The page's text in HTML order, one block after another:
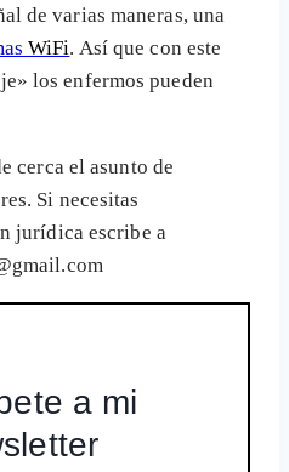
de varias maneras, una
WiFi. Así que con este
los enfermos pueden
cerca el asunto de
Si necesitas
jurídica escribe a
a mi